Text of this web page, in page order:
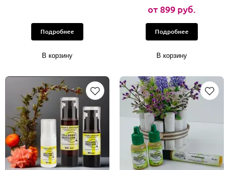
Подробнее
В корзину
от 899 руб.
Подробнее
В корзину